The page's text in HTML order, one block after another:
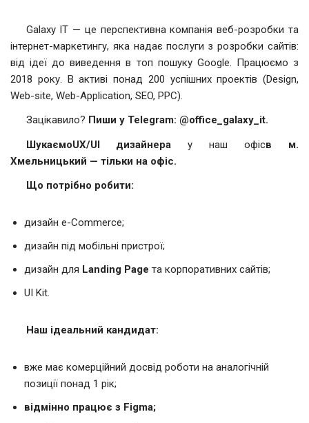
Galaxy IT — це перспективна компанія веб-розробки та
інтернет-маркетингу, яка надає послуги з розробки сайтів:
від ідеї до виведення в топ пошуку Google. Працюємо з
2018 року. В активі понад 200 успішних проектів (Design,
Web-site, Web-Application, SEO, PPC).
Зацікавило? Пиши у Telegram: @office_galaxy_it.
ШукаємоUX/UI дизайнерау наш офісв м.
Хмельницький — тільки на офіс.
Що потрібно робити:
дизайн e-Commerce;
дизайн під мобільні пристрої;
дизайн для Landing Page та корпоративних сайтів;
UI Kit.
Наш ідеальний кандидат:
вже має комерційний досвід роботи на аналогічній
позиції понад 1 рік;
відмінно працює з Figma;